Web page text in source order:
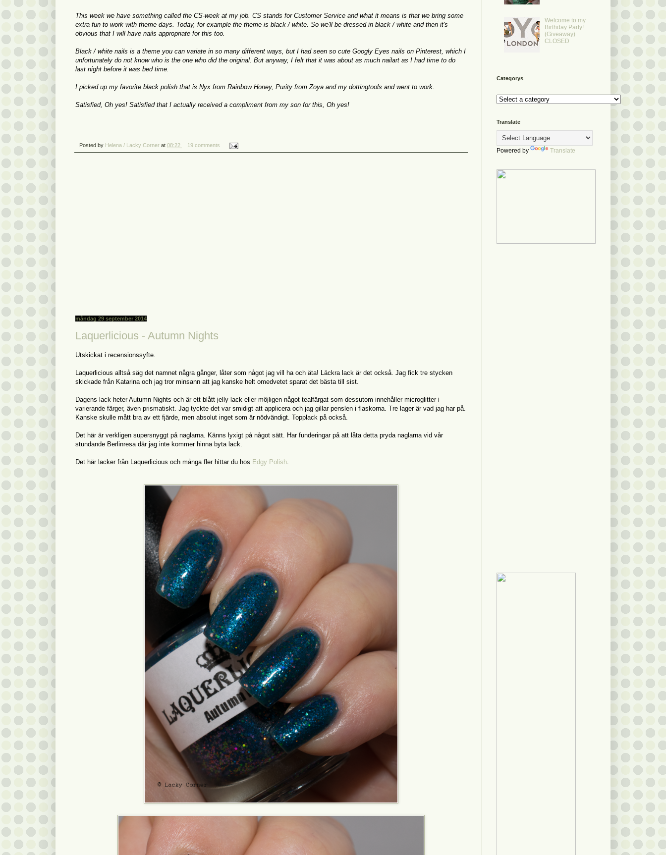
This week we have something called the CS-week at my job. CS stands for Customer Service and what it means is that we bring some
extra fun to work with theme days. Today, for example the theme is black / white. So we'll be dressed in black / white and then it's
obvious that I will have nails appropriate for this too.
Black / white nails is a theme you can variate in so many different ways, but I had seen so cute Googly Eyes nails on Pinterest, which I
unfortunately do not know who is the one who did the original. But anyway, I felt that it was about as much nailart as I had time to do
last night before it was bed time.
I picked up my favorite black polish that is Nyx from Rainbow Honey, Purity from Zoya and my dottingtools and went to work.
Satisfied, Oh yes! Satisfied that I actually received a compliment from my son for this, Oh yes!
Posted by Helena / Lacky Corner at 08:22 19 comments
måndag 29 september 2014
Laquerlicious - Autumn Nights
Utskickat i recensionssyfte.
Laquerlicious alltså säg det namnet några gånger, låter som något jag vill ha och äta! Läckra lack är det också. Jag fick tre stycken
skickade från Katarina och jag tror minsann att jag kanske helt omedvetet sparat det bästa till sist.
Dagens lack heter Autumn Nights och är ett blått jelly lack eller möjligen något tealfärgat som dessutom innehåller microglitter i
varierande färger, även prismatiskt. Jag tyckte det var smidigt att applicera och jag gillar penslen i flaskorna. Tre lager är vad jag har på.
Kanske skulle mått bra av ett fjärde, men absolut inget som är nödvändigt. Topplack på också.
Det här är verkligen supersnyggt på naglarna. Känns lyxigt på något sätt. Har funderingar på att låta detta pryda naglarna vid vår
stundande Berlinresa där jag inte kommer hinna byta lack.
Det här lacker från Laquerlicious och många fler hittar du hos Edgy Polish
Welcome to my
Birthday Party!
(Giveaway)
CLOSED
Categorys
Translate
Powered by Translate